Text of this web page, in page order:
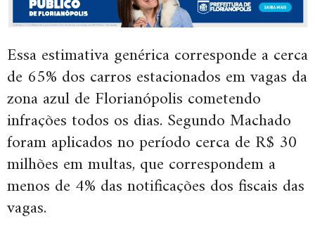
Essa estimativa genérica corresponde a cerca
de 65% dos carros estacionados em vagas da
zona azul de Florianópolis cometendo
infrações todos os dias. Segundo Machado
foram aplicados no período cerca de R$ 30
milhões em multas, que correspondem a
menos de 4% das notificações dos fiscais das
vagas.